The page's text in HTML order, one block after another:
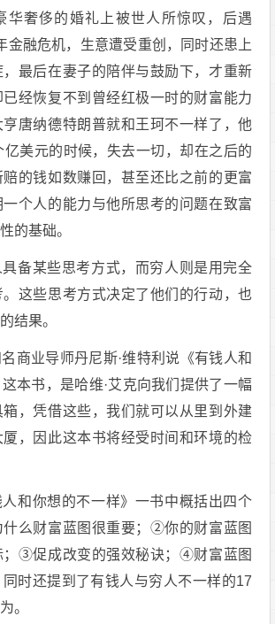
华奢侈的婚礼上被世人所惊叹，后遇
金融危机，生意遭受重创，同时还患上
最后在妻子的陪伴与鼓励下，才重新
经恢复不到曾经红极一时的财富能力
唐纳德特朗普就和王珂不一样了，他
美元的时候，失去一切，却在之后的
的钱如数赚回，甚至还比之前的更富
个人的能力与他所思考的问题在致富
的基础。
某些思考方式，而穷人则是用完全
这些思考方式决定了他们的行动，也
结果。
业导师丹尼斯·维特利说《有钱人和
本书，是哈维·艾克向我们提供了一幅
，凭借这些，我们就可以从里到外建
，因此这本书将经受时间和环境的检
你想的不一样》一书中概括出四个
么财富蓝图很重要；②你的财富蓝图
；③促成改变的强效秘诀；④财富蓝图
时还提到了有钱人与穷人不一样的17
。